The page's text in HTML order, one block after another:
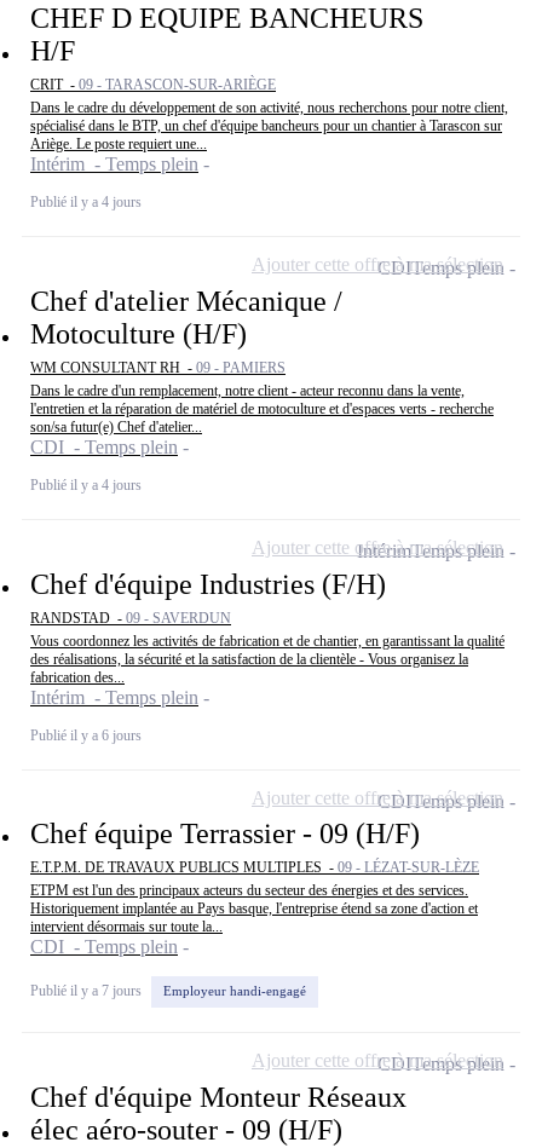
CHEF D EQUIPE BANCHEURS
H/F
CRIT - 09 - TARASCON-SUR-ARIÈGE
Dans le cadre du développement de son activité, nous recherchons pour notre client,
spécialisé dans le BTP, un chef d'équipe bancheurs pour un chantier à Tarascon sur
Ariège. Le poste requiert une...
Intérim - Temps plein
Publié il y a 4 jours
Chef d'atelier Mécanique /
Motoculture (H/F)
WM CONSULTANT RH - 09 - PAMIERS
Dans le cadre d'un remplacement, notre client - acteur reconnu dans la vente,
l'entretien et la réparation de matériel de motoculture et d'espaces verts - recherche
son/sa futur(e) Chef d'atelier...
CDI - Temps plein
Publié il y a 4 jours
CDITemps plein
Ajouter cette offre à ma sélection
Chef d'équipe Industries (F/H)
RANDSTAD - 09 - SAVERDUN
Vous coordonnez les activités de fabrication et de chantier, en garantissant la qualité
des réalisations, la sécurité et la satisfaction de la clientèle - Vous organisez la
fabrication des...
Intérim - Temps plein
Publié il y a 6 jours
IntérimTemps plein
Ajouter cette offre à ma sélection
Chef équipe Terrassier - 09 (H/F)
E.T.P.M. DE TRAVAUX PUBLICS MULTIPLES - 09 - LÉZAT-SUR-LÈZE
ETPM est l'un des principaux acteurs du secteur des énergies et des services.
Historiquement implantée au Pays basque, l'entreprise étend sa zone d'action et
intervient désormais sur toute la...
CDI - Temps plein
Publié il y a 7 jours Employeur handi-engagé
CDITemps plein
Ajouter cette offre à ma sélection
Chef d'équipe Monteur Réseaux
élec aéro-souter - 09 (H/F)
CDITemps plein
Ajouter cette offre à ma sélection